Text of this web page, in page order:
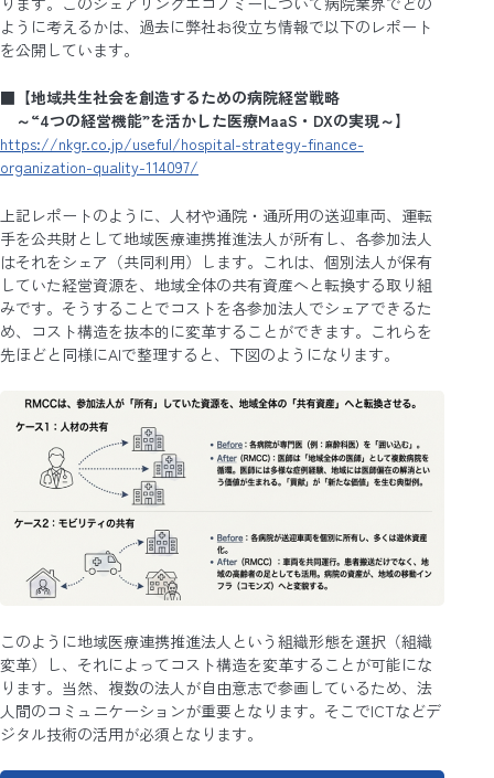
ように考えるかは、過去に弊社お役立ち情報で以下のレポート
を公開しています。
■【地域共生社会を創造するための病院経営戦略
～“4つの経営機能”を活かした医療MaaS・DXの実現～】
https://nkgr.co.jp/useful/hospital-strategy-finance-
organization-quality-114097/
上記レポートのように、人材や通院・通所用の送迎車両、運転
手を公共財として地域医療連携推進法人が所有し、各参加法人
はそれをシェア（共同利用）します。これは、個別法人が保有
していた経営資源を、地域全体の共有資産へと転換する取り組
みです。そうすることでコストを各参加法人でシェアできるた
め、コスト構造を抜本的に変革することができます。これらを
先ほどと同様にAIで整理すると、下図のようになります。
このように地域医療連携推進法人という組織形態を選択（組織
変革）し、それによってコスト構造を変革することが可能にな
ります。当然、複数の法人が自由意志で参画しているため、法
人間のコミュニケーションが重要となります。そこでICTなどデ
ジタル技術の活用が必須となります。